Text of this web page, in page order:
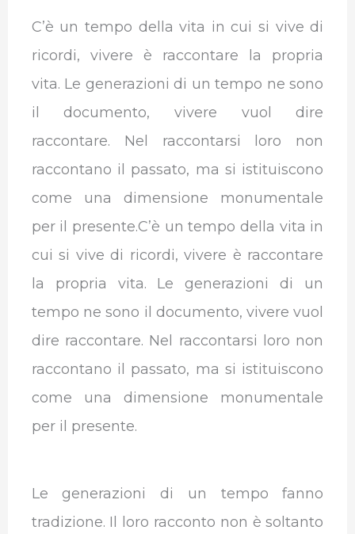
C’è un tempo della vita in cui si vive di
ricordi, vivere è raccontare la propria
vita. Le generazioni di un tempo ne sono
il documento, vivere vuol dire
raccontare. Nel raccontarsi loro non
raccontano il passato, ma si istituiscono
come una dimensione monumentale
per il presente.C’è un tempo della vita in
cui si vive di ricordi, vivere è raccontare
la propria vita. Le generazioni di un
tempo ne sono il documento, vivere vuol
dire raccontare. Nel raccontarsi loro non
raccontano il passato, ma si istituiscono
come una dimensione monumentale
per il presente.
Le generazioni di un tempo fanno
tradizione. Il loro racconto non è soltanto